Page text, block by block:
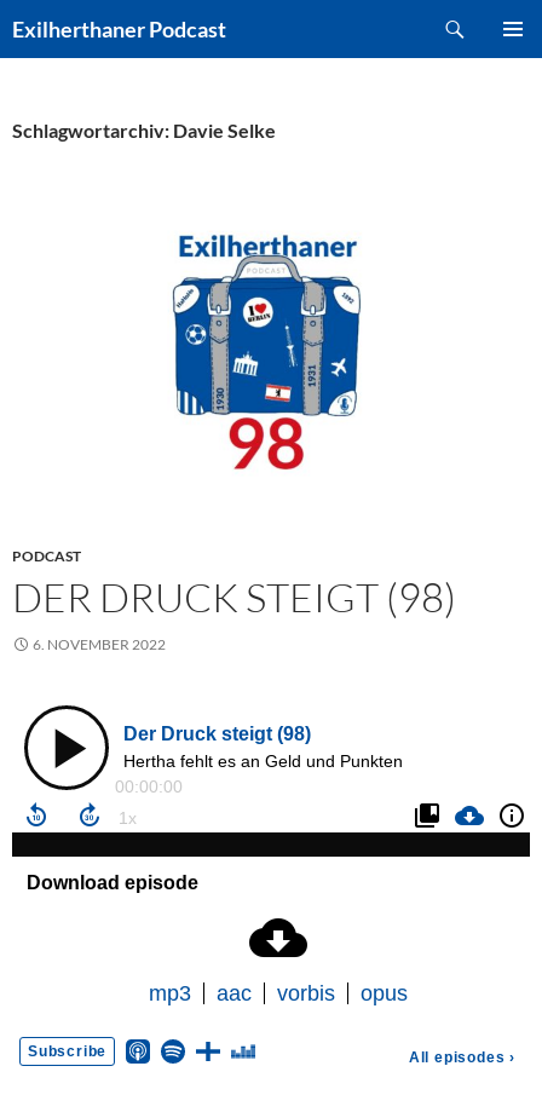
Inhalt
Exilherthaner Podcast
Schlagwortarchiv: Davie Selke
PODCAST
DER DRUCK STEIGT (98)
6. NOVEMBER 2022